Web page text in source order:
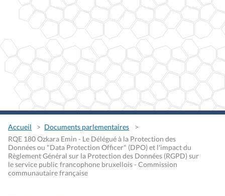
Accueil
Documents parlementaires
RQE 180 Ozkara Emin - Le Délégué à la Protection des
Données ou "Data Protection Officer" (DPO) et l'impact du
Règlement Général sur la Protection des Données (RGPD) sur
le service public francophone bruxellois - Commission
communautaire française